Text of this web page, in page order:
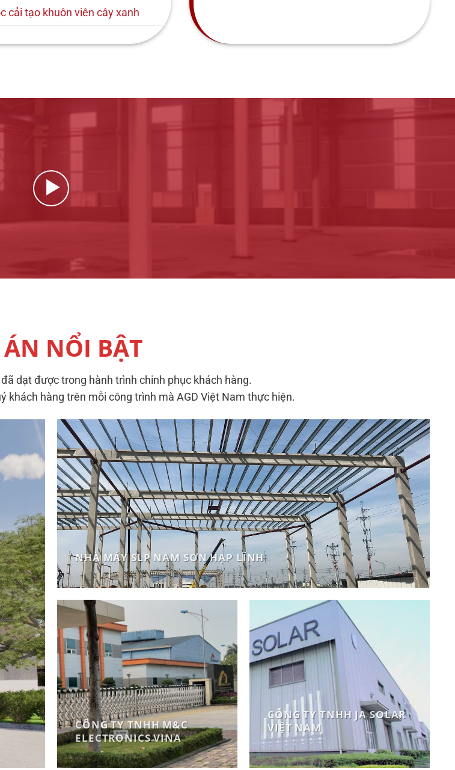
cải tạo khuôn viên cây xanh
NỔI BẬT
dạt được trong hành trình chinh phục khách hàng.
khách hàng trên mỗi công trình mà AGD Việt Nam thực hiện.
NHÀ MÁY SLP NAM SƠN HẠP LĨNH
CÔNG TY TNHH M&C
ELECTRONICS VINA
CÔNG TY TNHH JA SOLAR
VIỆT NAM